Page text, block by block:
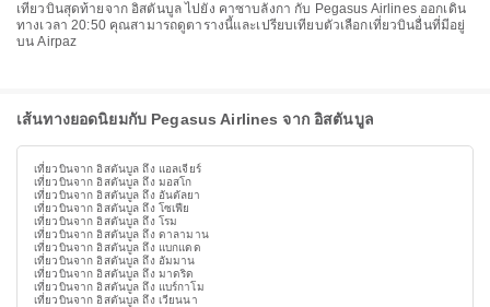
เที่ยวบินสุดท้ายจาก อิสตันบูล ไปยัง คาซาบลังกา กับ Pegasus Airlines ออกเดิน
ทางเวลา 20:50 คุณสามารถดูตารางนี้และเปรียบเทียบตัวเลือกเที่ยวบินอื่นที่มีอยู่
บน Airpaz
เส้นทางยอดนิยมกับ Pegasus Airlines จาก อิสตันบูล
เที่ยวบินจาก อิสตันบูล ถึง แอลเจียร์
เที่ยวบินจาก อิสตันบูล ถึง มอสโก
เที่ยวบินจาก อิสตันบูล ถึง อันตัลยา
เที่ยวบินจาก อิสตันบูล ถึง โซเฟีย
เที่ยวบินจาก อิสตันบูล ถึง โรม
เที่ยวบินจาก อิสตันบูล ถึง ดาลามาน
เที่ยวบินจาก อิสตันบูล ถึง แบกแดด
เที่ยวบินจาก อิสตันบูล ถึง อัมมาน
เที่ยวบินจาก อิสตันบูล ถึง มาดริด
เที่ยวบินจาก อิสตันบูล ถึง แบร์กาโม
เที่ยวบินจาก อิสตันบูล ถึง เวียนนา